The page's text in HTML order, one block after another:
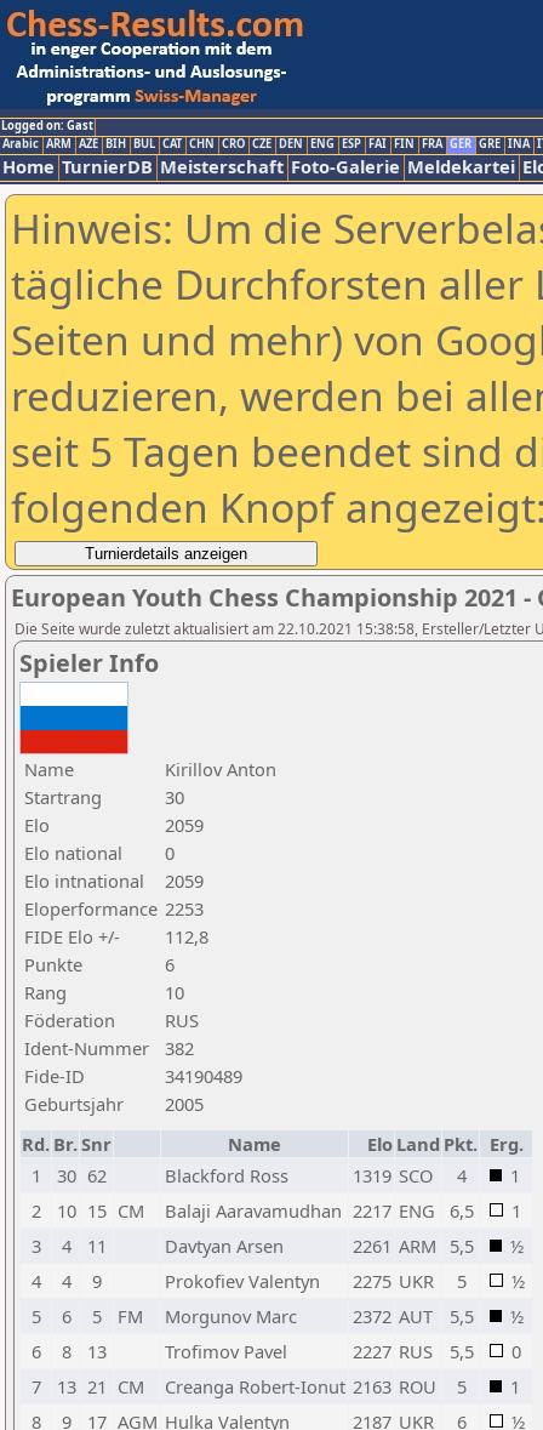
Logged on: Gast
Arabic ARM AZE BIH BUL CAT CHN CRO CZE DEN ENG ESP FAI FIN FRA GER GRE INA
Home TurnierDB Meisterschaft Foto-Galerie Meldekartei
Hinweis: Um die
tägliche Durchforsten aller
Seiten und mehr) von
reduzieren, werden bei
seit 5 Tagen beendet sind
folgenden Knopf
European Youth Chess Championship 2021 -
Die Seite wurde zuletzt aktualisiert am 22.10.2021 15:38:58, Ersteller/Letzter
Spieler Info
Name
Kirillov Anton
Startrang
30
Elo
2059
Elo national
0
Elo intnational
2059
Eloperformance 2253
FIDE Elo +/-
112,8
Punkte
6
Rang
10
Föderation
RUS
Ident-Nummer
382
Fide-ID
34190489
Geburtsjahr
2005
Rd. Br.Snr Name Elo Land Pkt. Erg.
1
30 62 Blackford Ross 1319 SCO 4
1
2
10 15 CM Balaji Aaravamudhan 2217 ENG 6,5
1
3
4 11 Davtyan Arsen 2261 ARM 5,5
½
4
4 9 Prokofiev Valentyn 2275 UKR 5
½
5
6 5 FM Morgunov Marc 2372 AUT 5,5
½
6
8 13 Trofimov Pavel 2227 RUS 5,5
0
7
13 21 CM Creanga Robert-Ionut 2163 ROU 5
1
8
9 17 AGM Hulka Valentyn 2187 UKR 6
½